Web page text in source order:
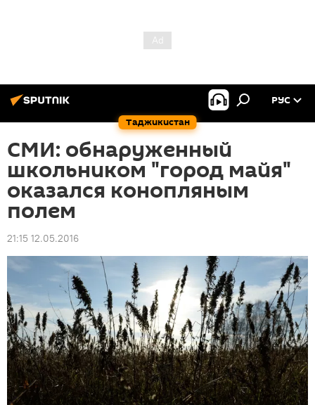
Таджикистан
РУС
СМИ: обнаруженный
школьником "город майя"
оказался конопляным
полем
21:15 12.05.2016